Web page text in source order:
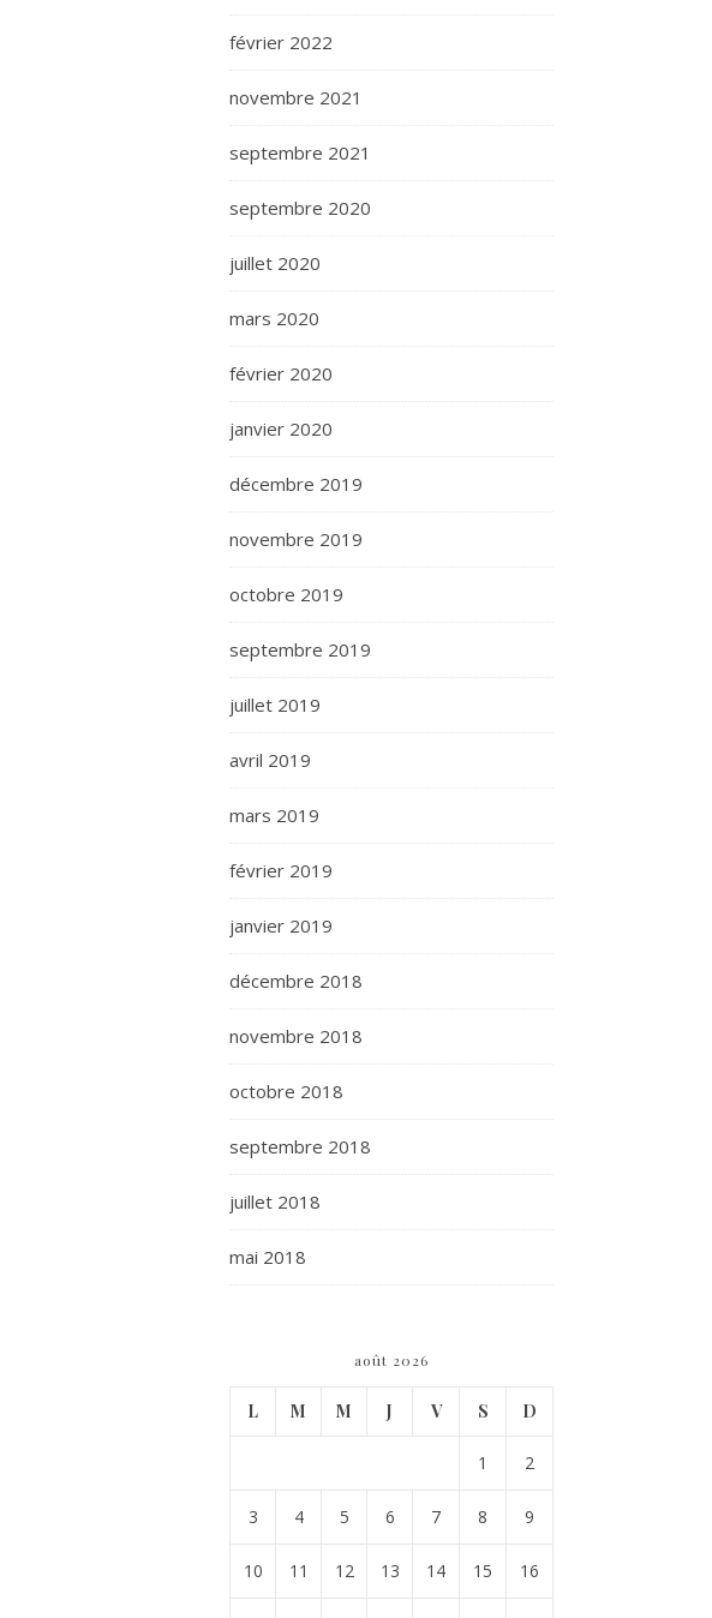
février 2022
novembre 2021
septembre 2021
septembre 2020
juillet 2020
mars 2020
février 2020
janvier 2020
décembre 2019
novembre 2019
octobre 2019
septembre 2019
juillet 2019
avril 2019
mars 2019
février 2019
janvier 2019
décembre 2018
novembre 2018
octobre 2018
septembre 2018
juillet 2018
mai 2018
août 2026
L M M J V S D
1 2
3 4 5 6 7 8 9
10 11 12 13 14 15 16